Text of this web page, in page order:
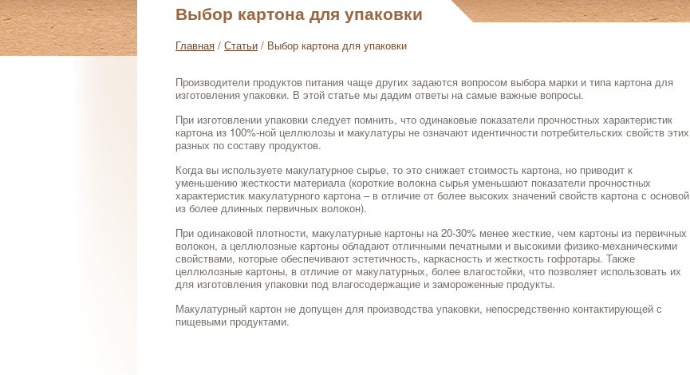
Выбор картона для упаковки
Главная / Статьи / Выбор картона для упаковки
Производители продуктов питания чаще других задаются вопросом выбора марки и типа картона для
изготовления упаковки. В этой статье мы дадим ответы на самые важные вопросы.
При изготовлении упаковки следует помнить, что одинаковые показатели прочностных характеристик
картона из 100%-ной целлюлозы и макулатуры не означают идентичности потребительских свойств этих
разных по составу продуктов.
Когда вы используете макулатурное сырье, то это снижает стоимость картона, но приводит к
уменьшению жесткости материала (короткие волокна сырья уменьшают показатели прочностных
характеристик макулатурного картона – в отличие от более высоких значений свойств картона с основой
из более длинных первичных волокон).
При одинаковой плотности, макулатурные картоны на 20-30% менее жесткие, чем картоны из первичных
волокон, а целлюлозные картоны обладают отличными печатными и высокими физико-механическими
свойствами, которые обеспечивают эстетичность, каркасность и жесткость гофротары. Также
целлюлозные картоны, в отличие от макулатурных, более влагостойки, что позволяет использовать их
для изготовления упаковки под влагосодержащие и замороженные продукты.
Макулатурный картон не допущен для производства упаковки, непосредственно контактирующей с
пищевыми продуктами.
крышка-дно